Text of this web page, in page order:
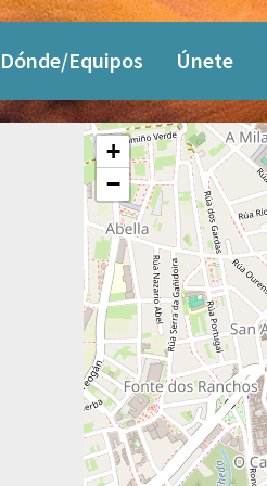
Dónde/Equipos Únete
+
−